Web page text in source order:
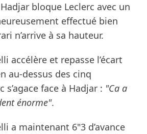
bloque Leclerc avec un
effectué bien
n’arrive à sa hauteur.
accélère et repasse l’écart
au-dessus des cinq
s’agace face à Hadjar : "Ca a
énorme".
a maintenant 6"3 d’avance